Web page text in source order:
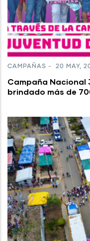
CAMPAÑAS - 20 MAY,
Campaña Nacional
brindado más de